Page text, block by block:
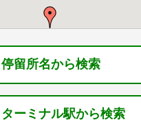
停留所名から検索
ターミナル駅から検索